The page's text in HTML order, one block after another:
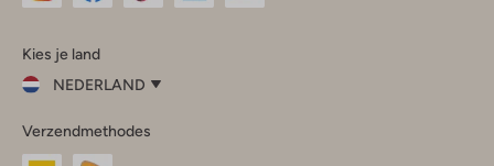
InstagramFacebook
Kies je land
NEDERLAND
je
land
Verzendmethodes